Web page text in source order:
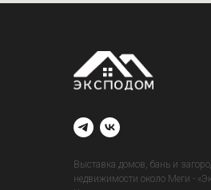
Выставка домов, бань и
недвижимости около Меги -